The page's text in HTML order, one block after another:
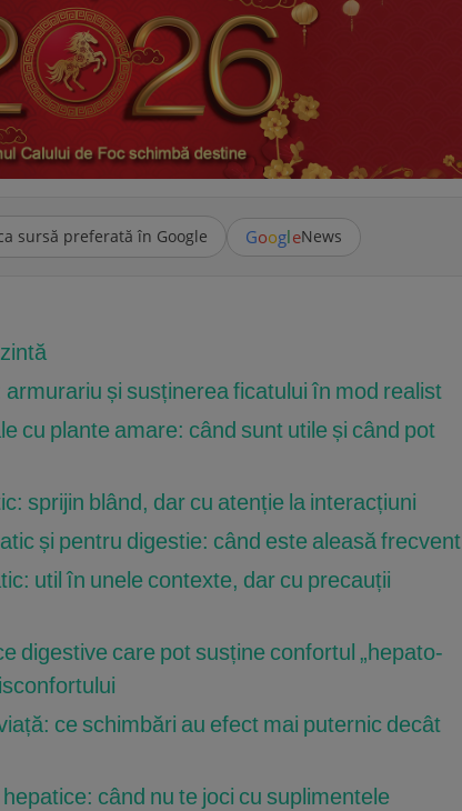
sursă preferată în Google GoogleNews
și susținerea ficatului în mod realist
cu plante amare: când sunt utile și când pot
sprijin blând, dar cu atenție la interacțiuni
și pentru digestie: când este aleasă frecvent
util în unele contexte, dar cu precauții
digestive care pot susține confortul „hepato-
ce schimbări au efect mai puternic decât
când nu te joci cu suplimentele